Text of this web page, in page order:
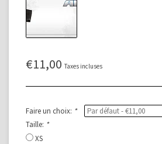
€11,00 Taxes incluses
Faire un choix: *
Taille: *
XS